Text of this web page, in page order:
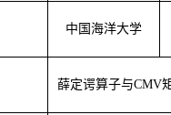
中国海洋大学
薛定谔算子与CMV